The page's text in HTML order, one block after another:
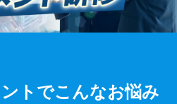
トでこんなお悩み